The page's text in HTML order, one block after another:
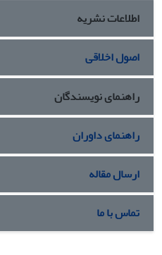
اطلاعات نشریه
اصول اخلاقی
راهنمای نویسندگان
راهنمای داوران
ارسال مقاله
تماس با ما